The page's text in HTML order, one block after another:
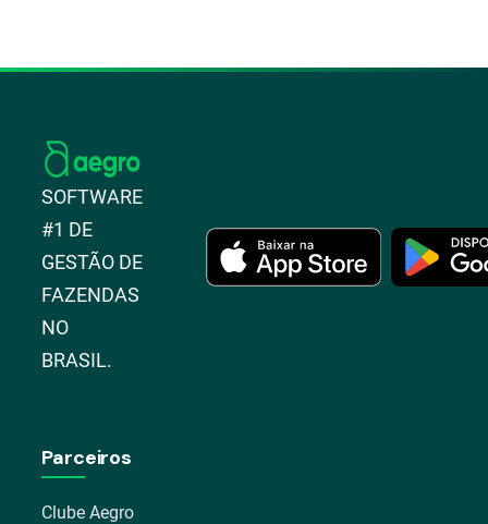
SOFTWARE
#1 DE
GESTÃO DE
FAZENDAS
NO
BRASIL.
Parceiros
Clube Aegro